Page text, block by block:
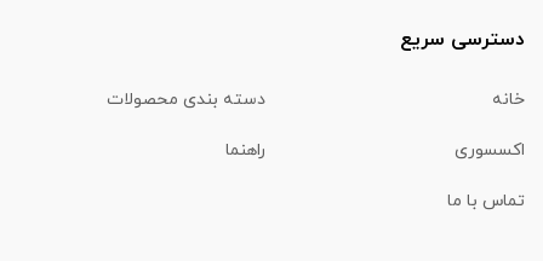
دسترسی سریع
خانه دسته بندی محصولات
اکسسوری راهنما
تماس با ما